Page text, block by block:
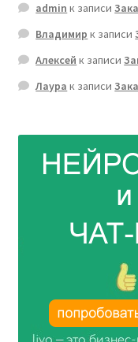
admin к записи
Владимир к записи
Алексей к записи
Лаура к записи